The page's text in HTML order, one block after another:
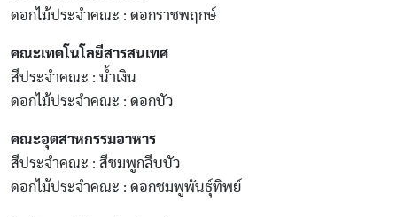
ดอกไม้ประจำคณะ : ดอกราชพฤกษ์
คณะเทคโนโลยีสารสนเทศ
สีประจำคณะ : น้ำเงิน
ดอกไม้ประจำคณะ : ดอกบัว
คณะอุตสาหกรรมอาหาร
สีประจำคณะ : สีชมพูกลีบบัว
ดอกไม้ประจำคณะ : ดอกชมพูพันธุ์ทิพย์